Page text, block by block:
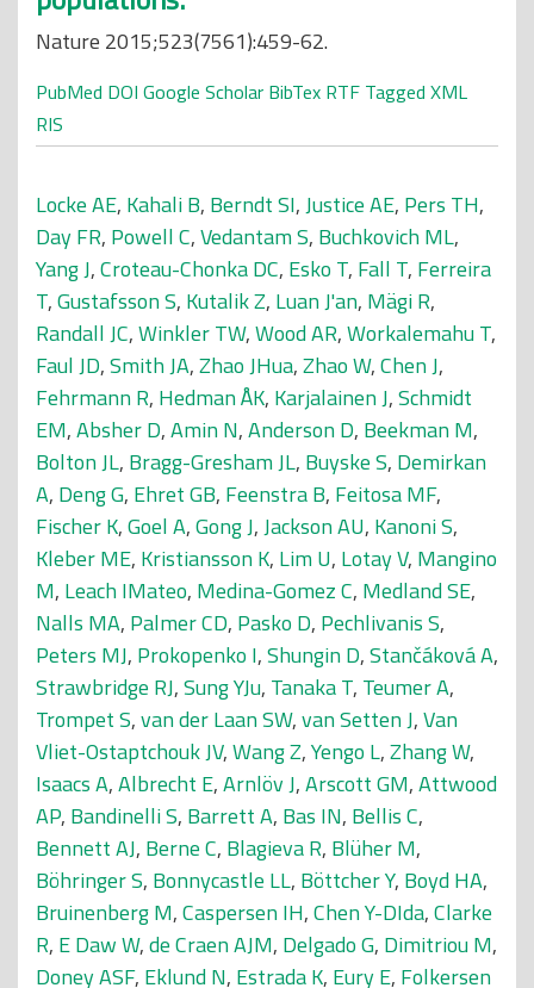
Nature 2015;523(7561):459-62.
PubMed DOI Google Scholar BibTex RTF Tagged XML
RIS
Locke AE, Kahali B, Berndt SI,Justice AE, Pers TH,
Day FR, Powell C,Vedantam S, Buchkovich ML,
Yang J,Croteau-Chonka DC, Esko T, Fall T, Ferreira
T,Gustafsson S, Kutalik Z, Luan J'an, Mägi R,
Randall JC,Winkler TW,Wood AR,Workalemahu T,
Faul JD,Smith JA,Zhao JHua,Zhao W,Chen J,
Fehrmann R, Hedman ÅK, Karjalainen J,Schmidt
EM,Absher D,Amin N,Anderson D, Beekman M,
Bolton JL, Bragg-Gresham JL, Buyske S, Demirkan
A, Deng G, Ehret GB, Feenstra B, Feitosa MF,
Fischer K,Goel A,Gong J,Jackson AU, Kanoni S,
Kleber ME, Kristiansson K, Lim U, Lotay V, Mangino
M, Leach IMateo, Medina-Gomez C, Medland SE,
Nalls MA, Palmer CD, Pasko D, Pechlivanis S,
Peters MJ, Prokopenko I,Shungin D,Stančáková A,
Strawbridge RJ,Sung YJu, Tanaka T, Teumer A,
Trompet S,van der Laan SW,van Setten J,Van
Vliet-Ostaptchouk JV,Wang Z,Yengo L,Zhang W,
Isaacs A,Albrecht E,Arnlöv J,Arscott GM,Attwood
AP, Bandinelli S, Barrett A, Bas IN, Bellis C,
Bennett AJ, Berne C, Blagieva R, Blüher M,
Böhringer S, Bonnycastle LL, Böttcher Y, Boyd HA,
Bruinenberg M,Caspersen IH,Chen Y-DIda,Clarke
R, E Daw W,de Craen AJM, Delgado G, Dimitriou M,
Doney ASF, Eklund N, Estrada K, Eury E, Folkersen